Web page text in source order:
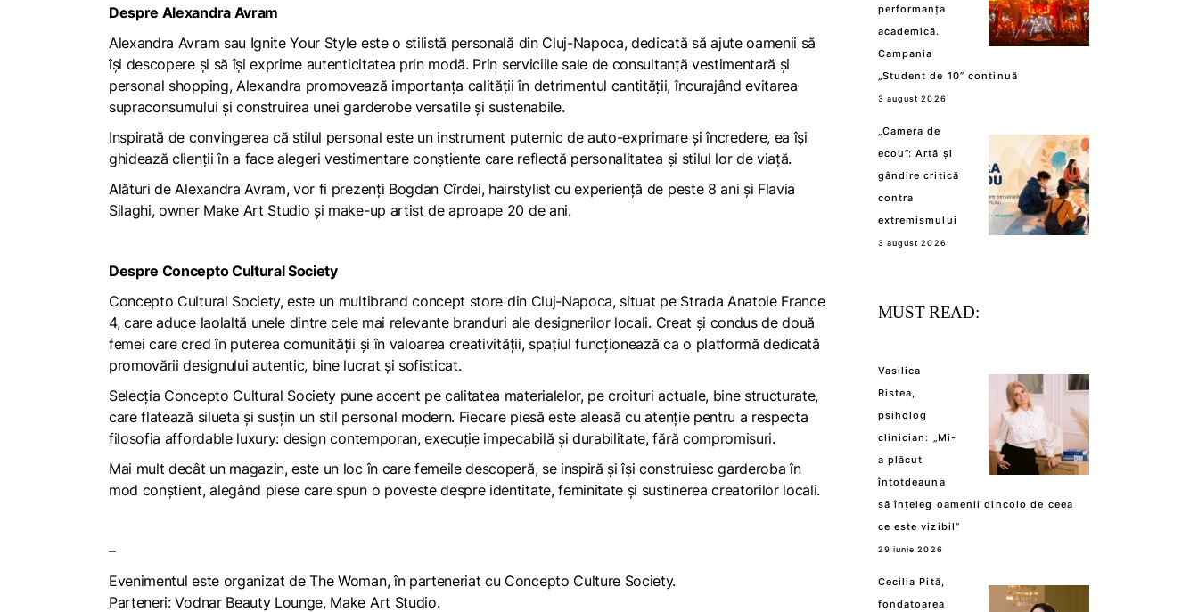
Despre Alexandra Avram
Alexandra Avram sau Ignite Your Style este o stilistă personală din Cluj-Napoca, dedicată să ajute oamenii să
își descopere și să își exprime autenticitatea prin modă. Prin serviciile sale de consultanță vestimentară și
personal shopping, Alexandra promovează importanța calității în detrimentul cantității, încurajând evitarea
supraconsumului și construirea unei garderobe versatile și sustenabile.
Inspirată de convingerea că stilul personal este un instrument puternic de auto-exprimare și încredere, ea își
ghidează clienții în a face alegeri vestimentare conștiente care reflectă personalitatea și stilul lor de viață.
Alături de Alexandra Avram, vor fi prezenți Bogdan Cîrdei, hairstylist cu experiență de peste 8 ani și Flavia
Silaghi, owner Make Art Studio și make-up artist de aproape 20 de ani.
Despre Concepto Cultural Society
Concepto Cultural Society, este un multibrand concept store din Cluj-Napoca, situat pe Strada Anatole France
4, care aduce laolaltă unele dintre cele mai relevante branduri ale designerilor locali. Creat și condus de două
femei care cred în puterea comunității și în valoarea creativității, spațiul funcționează ca o platformă dedicată
promovării designului autentic, bine lucrat și sofisticat.
Selecția Concepto Cultural Society pune accent pe calitatea materialelor, pe croituri actuale, bine structurate,
care flatează silueta și susțin un stil personal modern. Fiecare piesă este aleasă cu atenție pentru a respecta
filosofia affordable luxury: design contemporan, execuție impecabilă și durabilitate, fără compromisuri.
Mai mult decât un magazin, este un loc în care femeile descoperă, se inspiră și își construiesc garderoba în
mod conștient, alegând piese care spun o poveste despre identitate, feminitate și sustinerea creatorilor locali.
–
Evenimentul este organizat de The Woman, în parteneriat cu Concepto Culture Society.
Parteneri: Vodnar Beauty Lounge, Make Art Studio.
performanța
academică.
Campania
„Student de 10” continuă
3 august 2026
„Camera de
ecou”: Artă și
gândire critică
contra
extremismului
3 august 2026
MUST READ:
Vasilica
Ristea,
psiholog
clinician: „Mi-
a plăcut
întotdeauna
să înțeleg oamenii dincolo de ceea
ce este vizibil”
29 iunie 2026
Cecilia Pită,
fondatoarea